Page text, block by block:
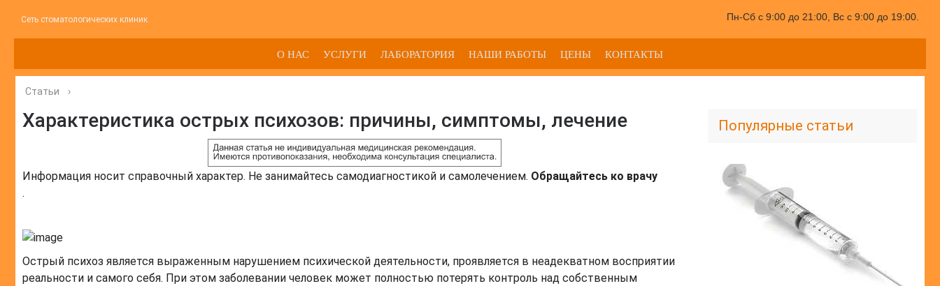
Сеть стоматологических клиник Пн-Сб с 9:00 до 21:00, Вс с 9:00 до 19:00.
О НАС УСЛУГИ ЛАБОРАТОРИЯ НАШИ РАБОТЫ ЦЕНЫ КОНТАКТЫ
Статьи ›
Характеристика острых психозов: причины, симптомы, лечение
Информация носит справочный характер. Не занимайтесь самодиагностикой и самолечением. Обращайтесь ко врачу
.
Острый психоз является выраженным нарушением психической деятельности, проявляется в неадекватном восприятии
реальности и самого себя. При этом заболевании человек может полностью потерять контроль над собственным
Популярные статьи